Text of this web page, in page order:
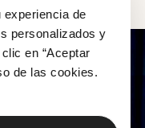
de
personalizados y
en “Aceptar
de las cookies.